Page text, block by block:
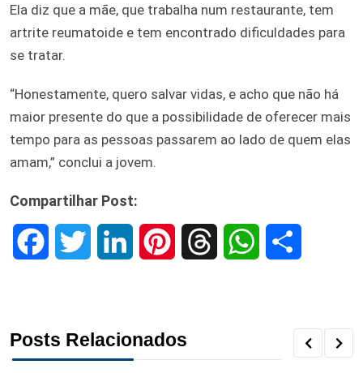
Ela diz que a mãe, que trabalha num restaurante, tem
artrite reumatoide e tem encontrado dificuldades para
se tratar.
“Honestamente, quero salvar vidas, e acho que não há
maior presente do que a possibilidade de oferecer mais
tempo para as pessoas passarem ao lado de quem elas
amam,” conclui a jovem.
Compartilhar Post:
e t k t
Posts Relacionados